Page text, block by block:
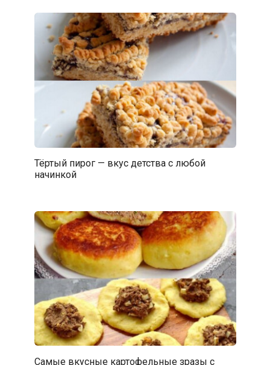
Тёртый пирог — вкус детства с любой
начинкой
Самые вкусные картофельные зразы с